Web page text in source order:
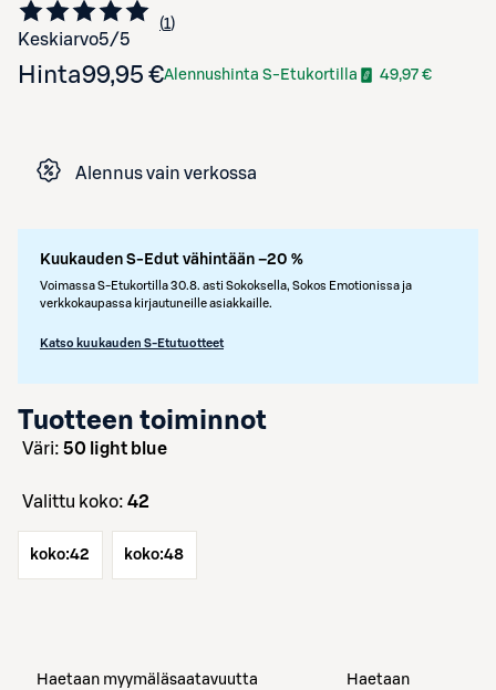
Keskiarvo5/5 Siirry arvioihin
1
kappale
Hinta99,95 €Alennushinta S-Etukortilla 49,97 €
Alennus vain verkossa
Kuukauden S-Edut vähintään –20 %
Voimassa S-Etukortilla 30.8. asti Sokoksella, Sokos Emotionissa ja
verkkokaupassa kirjautuneille asiakkaille.
Katso kuukauden S-Etutuotteet
Tuotteen toiminnot
väri: 50 light blue
Valittu koko: 42
koko:42 koko:48
Haetaan myymäläsaatavuutta
Haetaan